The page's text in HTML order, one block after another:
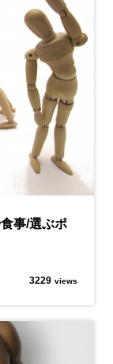
事/選ぶポ
3229 views